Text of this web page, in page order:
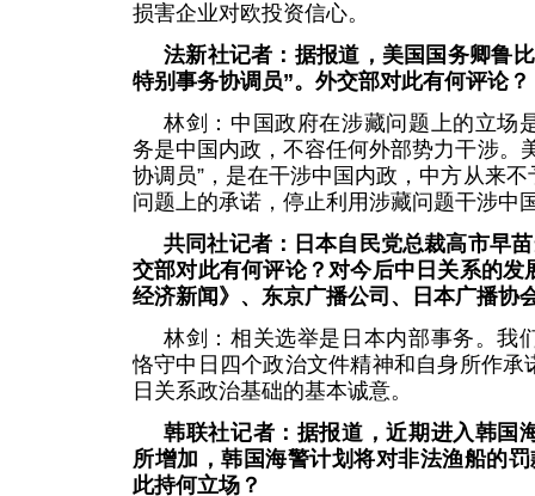
损害企业对欧投资信心。
法新社记者：据报道，美国国务卿鲁
特别事务协调员”。外交部对此有何评论？
林剑：中国政府在涉藏问题上的立场
务是中国内政，不容任何外部势力干涉。
协调员”，是在干涉中国内政，中方从来
问题上的承诺，停止利用涉藏问题干涉中
共同社记者：日本自民党总裁高市早
交部对此有何评论？对今后中日关系的发
经济新闻》、东京广播公司、日本广播协
林剑：相关选举是日本内部事务。我
恪守中日四个政治文件精神和自身所作承
日关系政治基础的基本诚意。
韩联社记者：据报道，近期进入韩国
所增加，韩国海警计划将对非法渔船的
此持何立场？